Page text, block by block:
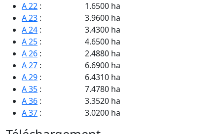
A 22 :
1.6500 ha
A 23 :
3.9600 ha
A 24 :
3.4300 ha
A 25 :
4.6500 ha
A 26 :
2.4880 ha
A 27 :
6.6900 ha
A 29 :
6.4310 ha
A 35 :
7.4780 ha
A 36 :
3.3520 ha
A 37 :
3.0200 ha